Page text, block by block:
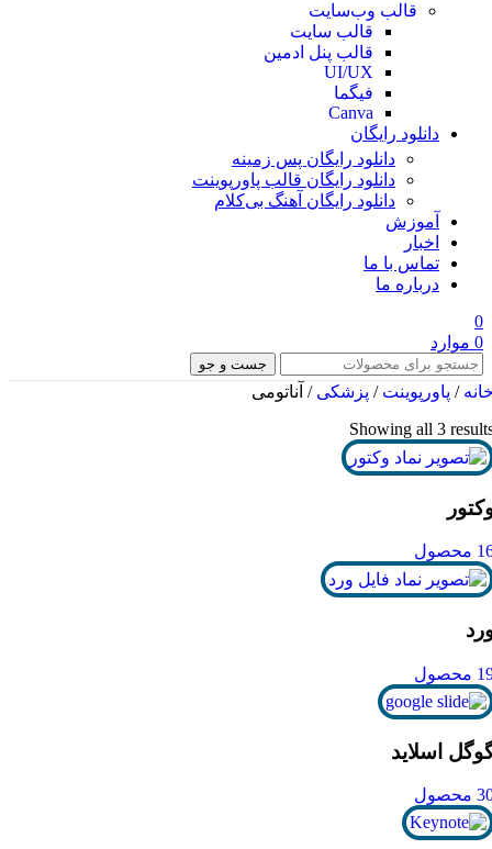
قالب وب‌سایت
قالب‌ سایت
قالب پنل ادمین
UI/UX
فیگما
Canva
دانلود رایگان
دانلود رایگان پس زمینه
دانلود رایگان قالب‌ پاورپوینت
دانلود رایگان آهنگ بی‌کلام
آموزش
اخبار
تماس با ما
درباره ما
0
0 موارد
جست و جو
/ پاورپوینت/ پزشکی/ آناتومی
Showing all 3
محصول
محصول
اسلاید
محصول